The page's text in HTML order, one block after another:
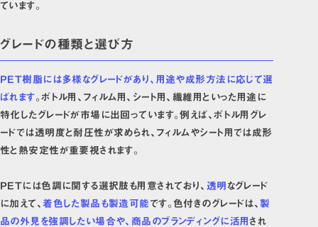
ています。
グレードの種類と選び方
PET樹脂には多様なグレードがあり、用途や成形方法に応じて選
ばれます。ボトル用、フィルム用、シート用、繊維用といった用途に
特化したグレードが市場に出回っています。例えば、ボトル用グレ
ードでは透明度と耐圧性が求められ、フィルムやシート用では成形
性と熱安定性が重要視されます。
PETには色調に関する選択肢も用意されており、 透明 なグレード
に加えて、着色した製品も製造可能 です。色付きのグレードは、 製
品の外見を強調したい場合や、商品のブランディングに活用され